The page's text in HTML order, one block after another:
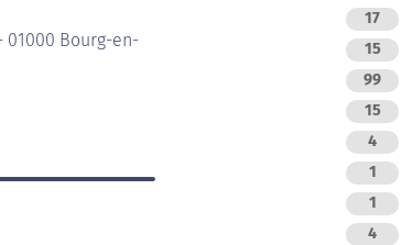
01000 Bourg-en-
17
15
99
15
4
1
1
4